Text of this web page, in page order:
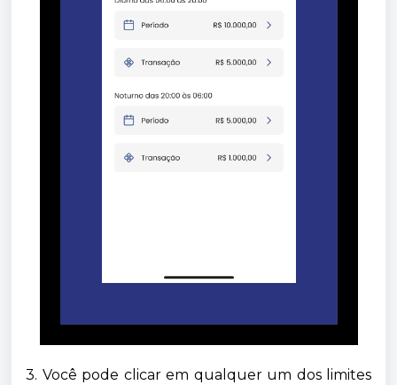
3. Você pode clicar em qualquer um dos limites